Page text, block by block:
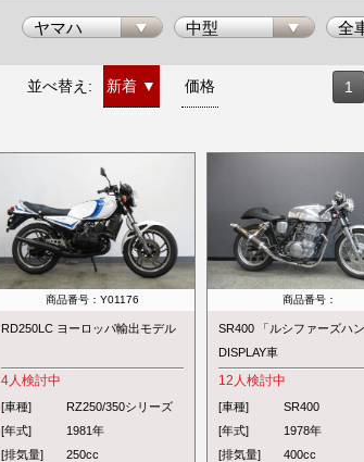
並べ替え: 新着▼ 価格 1
商品番号：Y01176
RD250LC ヨーロッパ輸出モデル
4人検討中
[車種]
RZ250/350シリーズ
[年式]
1981年
[排気量]
250cc
商品番号：
SR400 「ルシファーズハン
DISPLAY車
12 人検討中
[車種]
SR400
[年式]
1978年
[排気量]
400cc